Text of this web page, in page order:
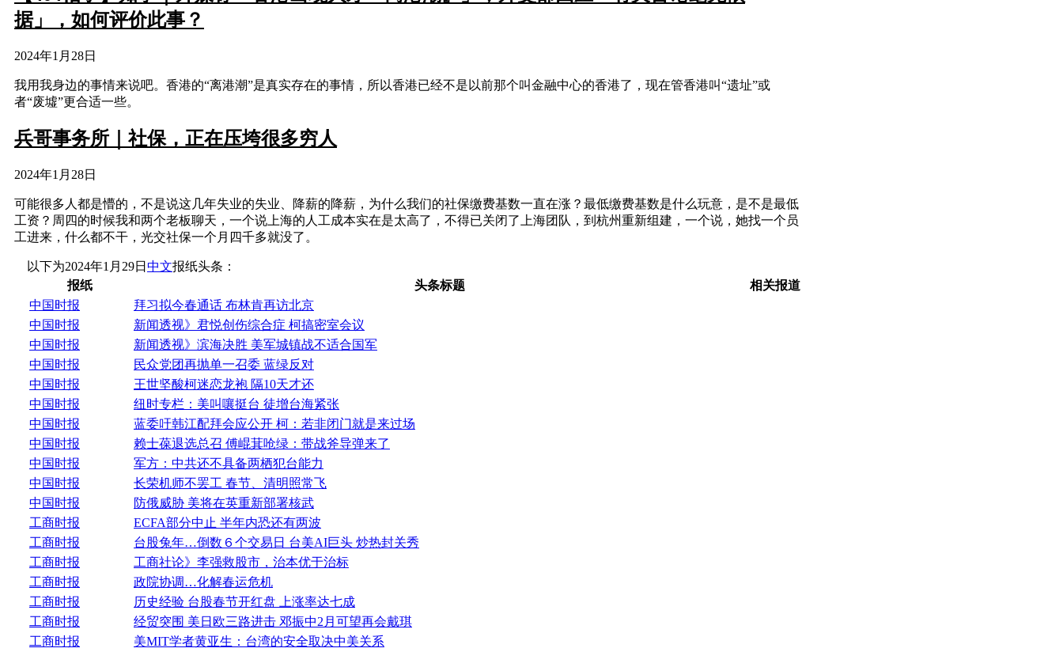
据」，如何评价此事？
2024年1月28日
我用我身边的事情来说吧。香港的“离港潮”是真实存在的事情，所以香港已经不是以前那个叫金融中心的香港了，现在管香港叫“遗址”或
者“废墟”更合适一些。
兵哥事务所｜社保，正在压垮很多穷人
2024年1月28日
可能很多人都是懵的，不是说这几年失业的失业、降薪的降薪，为什么我们的社保缴费基数一直在涨？最低缴费基数是什么玩意，是不是最低
工资？周四的时候我和两个老板聊天，一个说上海的人工成本实在是太高了，不得已关闭了上海团队，到杭州重新组建，一个说，她找一个员
工进来，什么都不干，光交社保一个月四千多就没了。
以下为2024年1月29日 中文报纸头条：
报纸
头条标题
相关报道
中国时报
拜习拟今春通话 布林肯再访北京
中国时报
新闻透视》君悦创伤综合症 柯搞密室会议
中国时报
新闻透视》滨海决胜 美军城镇战不适合国军
中国时报
民众党团再抛单一召委 蓝绿反对
中国时报
王世坚酸柯迷恋龙袍 隔10天才还
中国时报
纽时专栏：美叫嚷挺台 徒增台海紧张
中国时报
蓝委吁韩江配拜会应公开 柯：若非闭门就是来过场
中国时报
赖士葆退选总召 傅崐萁呛绿：带战斧导弹来了
中国时报
军方：中共还不具备两栖犯台能力
中国时报
长荣机师不罢工 春节、清明照常飞
中国时报
防俄威胁 美将在英重新部署核武
工商时报
ECFA部分中止 半年内恐还有两波
工商时报
台股兔年…倒数６个交易日 台美AI巨头 炒热封关秀
工商时报
工商社论》李强救股市，治本优于治标
工商时报
政院协调…化解春运危机
工商时报
历史经验 台股春节开红盘 上涨率达七成
工商时报
经贸突围 美日欧三路进击 邓振中2月可望再会戴琪
工商时报
美MIT学者黄亚生：台湾的安全取决中美关系